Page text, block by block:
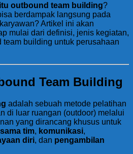
outbound team building?
berdampak langsung pada
Artikel ini akan
mulai dari definisi, jenis kegiatan,
team building untuk perusahaan
Team Building
adalah sebuah metode pelatihan
di luar ruangan (outdoor) melalui
yang dirancang khusus untuk
tim, komunikasi,
diri, dan pengambilan